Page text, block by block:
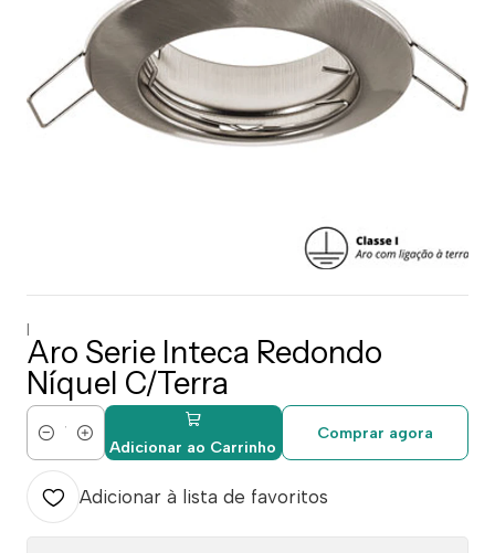
|
Aro Serie Inteca Redondo
Níquel C/Terra
QuantidadeAdicionar ao Carrinho
Comprar agora
Adicionar à lista de favoritos